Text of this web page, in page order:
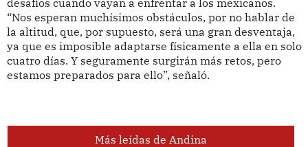
desafíos cuando vayan a enfrentar a los mexicanos.
“Nos esperan muchísimos obstáculos, por no hablar de
la altitud, que, por supuesto, será una gran desventaja,
ya que es imposible adaptarse físicamente a ella en solo
cuatro días. Y seguramente surgirán más retos, pero
estamos preparados para ello”, señaló.
Más leídas de Andina